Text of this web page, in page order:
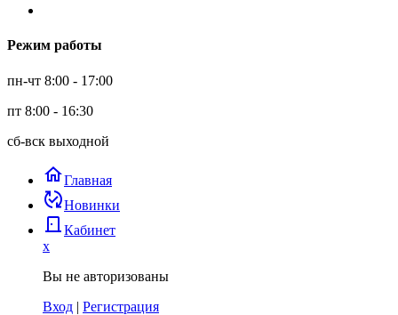
Режим работы
пн-чт 8:00 - 17:00
пт 8:00 - 16:30
сб-вск выходной
homeГлавная
published_with_changesНовинки
door_back Кабинет
x
Вы не авторизованы
Вход | Регистрация